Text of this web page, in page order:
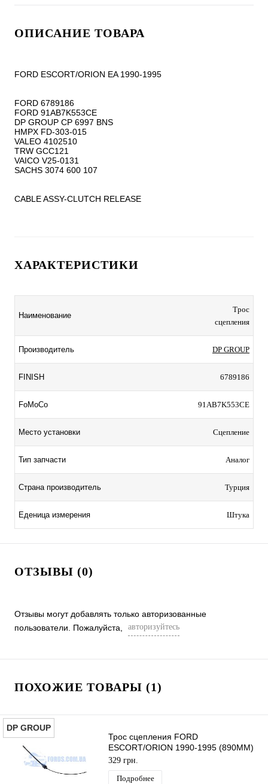
ОПИСАНИЕ ТОВАРА
FORD ESCORT/ORION EA 1990-1995
FORD 6789186
FORD 91AB7K553CE
DP GROUP CP 6997 BNS
HMPX FD-303-015
VALEO 4102510
TRW GCC121
VAICO V25-0131
SACHS 3074 600 107
CABLE ASSY-CLUTCH RELEASE
ХАРАКТЕРИСТИКИ
Наименование
Трос
сцепления
Производитель DP GROUP
FINISH 6789186
FoMoCo 91AB7K553CE
Место установки Сцепление
Тип запчасти Аналог
Страна производитель Турция
Еденица измерения Штука
ОТЗЫВЫ (0)
Отзывы могут добавлять только авторизованные
пользователи. Пожалуйста,
авторизуйтесь
ПОХОЖИЕ ТОВАРЫ (1)
DP GROUP
Трос сцепления FORD
ESCORT/ORION 1990-1995 (890MM)
DP GROUP
329 грн.
Подробнее